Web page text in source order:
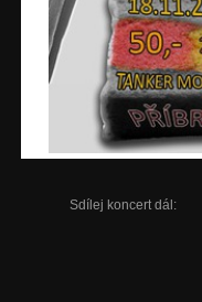
Sdílej koncert dál: